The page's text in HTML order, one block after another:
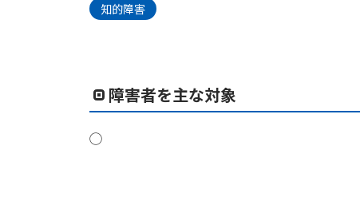
知的障害
障害者を主な対象
◯